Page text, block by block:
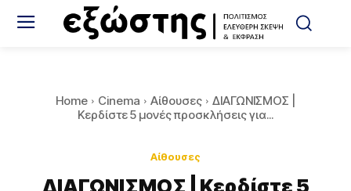
Home Cinema Αίθουσες
ΔΙΑΓΩΝΙΣΜΟΣ |
Κερδίστε 5 μονές προσκλήσεις για...
Αίθουσες